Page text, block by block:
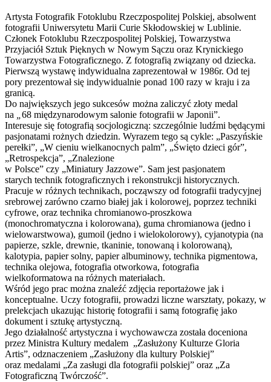
Artysta Fotografik Fotoklubu Rzeczpospolitej Polskiej, absolwent
fotografii Uniwersytetu Marii Curie Skłodowskiej w Lublinie.
Członek Fotoklubu Rzeczpospolitej Polskiej, Towarzystwa
Przyjaciół Sztuk Pięknych w Nowym Sączu oraz Krynickiego
Towarzystwa Fotograficznego. Z fotografią związany od dziecka.
Pierwszą wystawę indywidualna zaprezentował w 1986r. Od tej
pory prezentował się indywidualnie ponad 100 razy w kraju i za
granicą.
Do największych jego sukcesów można zaliczyć złoty medal
na
68 międzynarodowym salonie fotografii w Japonii”.
Interesuje się fotografią socjologiczną: szczególnie ludźmi będącymi
pasjonatami rożnych dziedzin. Wyrazem tego są cykle: „Paszyńskie
perełki”, „W cieniu wielkanocnych palm”, „Święto dzieci gór”,
„Retrospekcja”, „Znalezione
w Polsce” czy „Miniatury Jazzowe”. Sam jest pasjonatem
starych technik fotograficznych i rekonstrukcji historycznych.
Pracuje w różnych technikach, począwszy od fotografii tradycyjnej
srebrowej zarówno czarno białej jak i kolorowej, poprzez techniki
cyfrowe, oraz technika chromianowo-proszkowa
(monochromatyczna i kolorowana), guma chromianowa (jedno i
wielowarstwowa), gumoil (jedno i wielokolorowy), cyjanotypia (na
papierze, szkle, drewnie, tkaninie, tonowaną i kolorowaną),
kalotypia, papier solny, papier albuminowy, technika pigmentowa,
technika olejowa, fotografia otworkowa, fotografia
wielkoformatowa na różnych materiałach.
Wśród jego prac można znaleźć zdjęcia reportażowe jak i
konceptualne. Uczy fotografii, prowadzi liczne warsztaty, pokazy, w
prelekcjach ukazując historię fotografii i samą fotografię jako
dokument i sztukę artystyczną.
Jego działalność artystyczna i wychowawcza została doceniona
przez Ministra Kultury medalem „Zasłużony Kulturze Gloria
Artis”, odznaczeniem „Zasłużony dla kultury Polskiej”
oraz medalami „Za zasługi dla fotografii polskiej” oraz „Za
Fotograficzną Twórczość”.